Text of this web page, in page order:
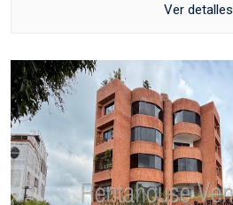
Ver detalles